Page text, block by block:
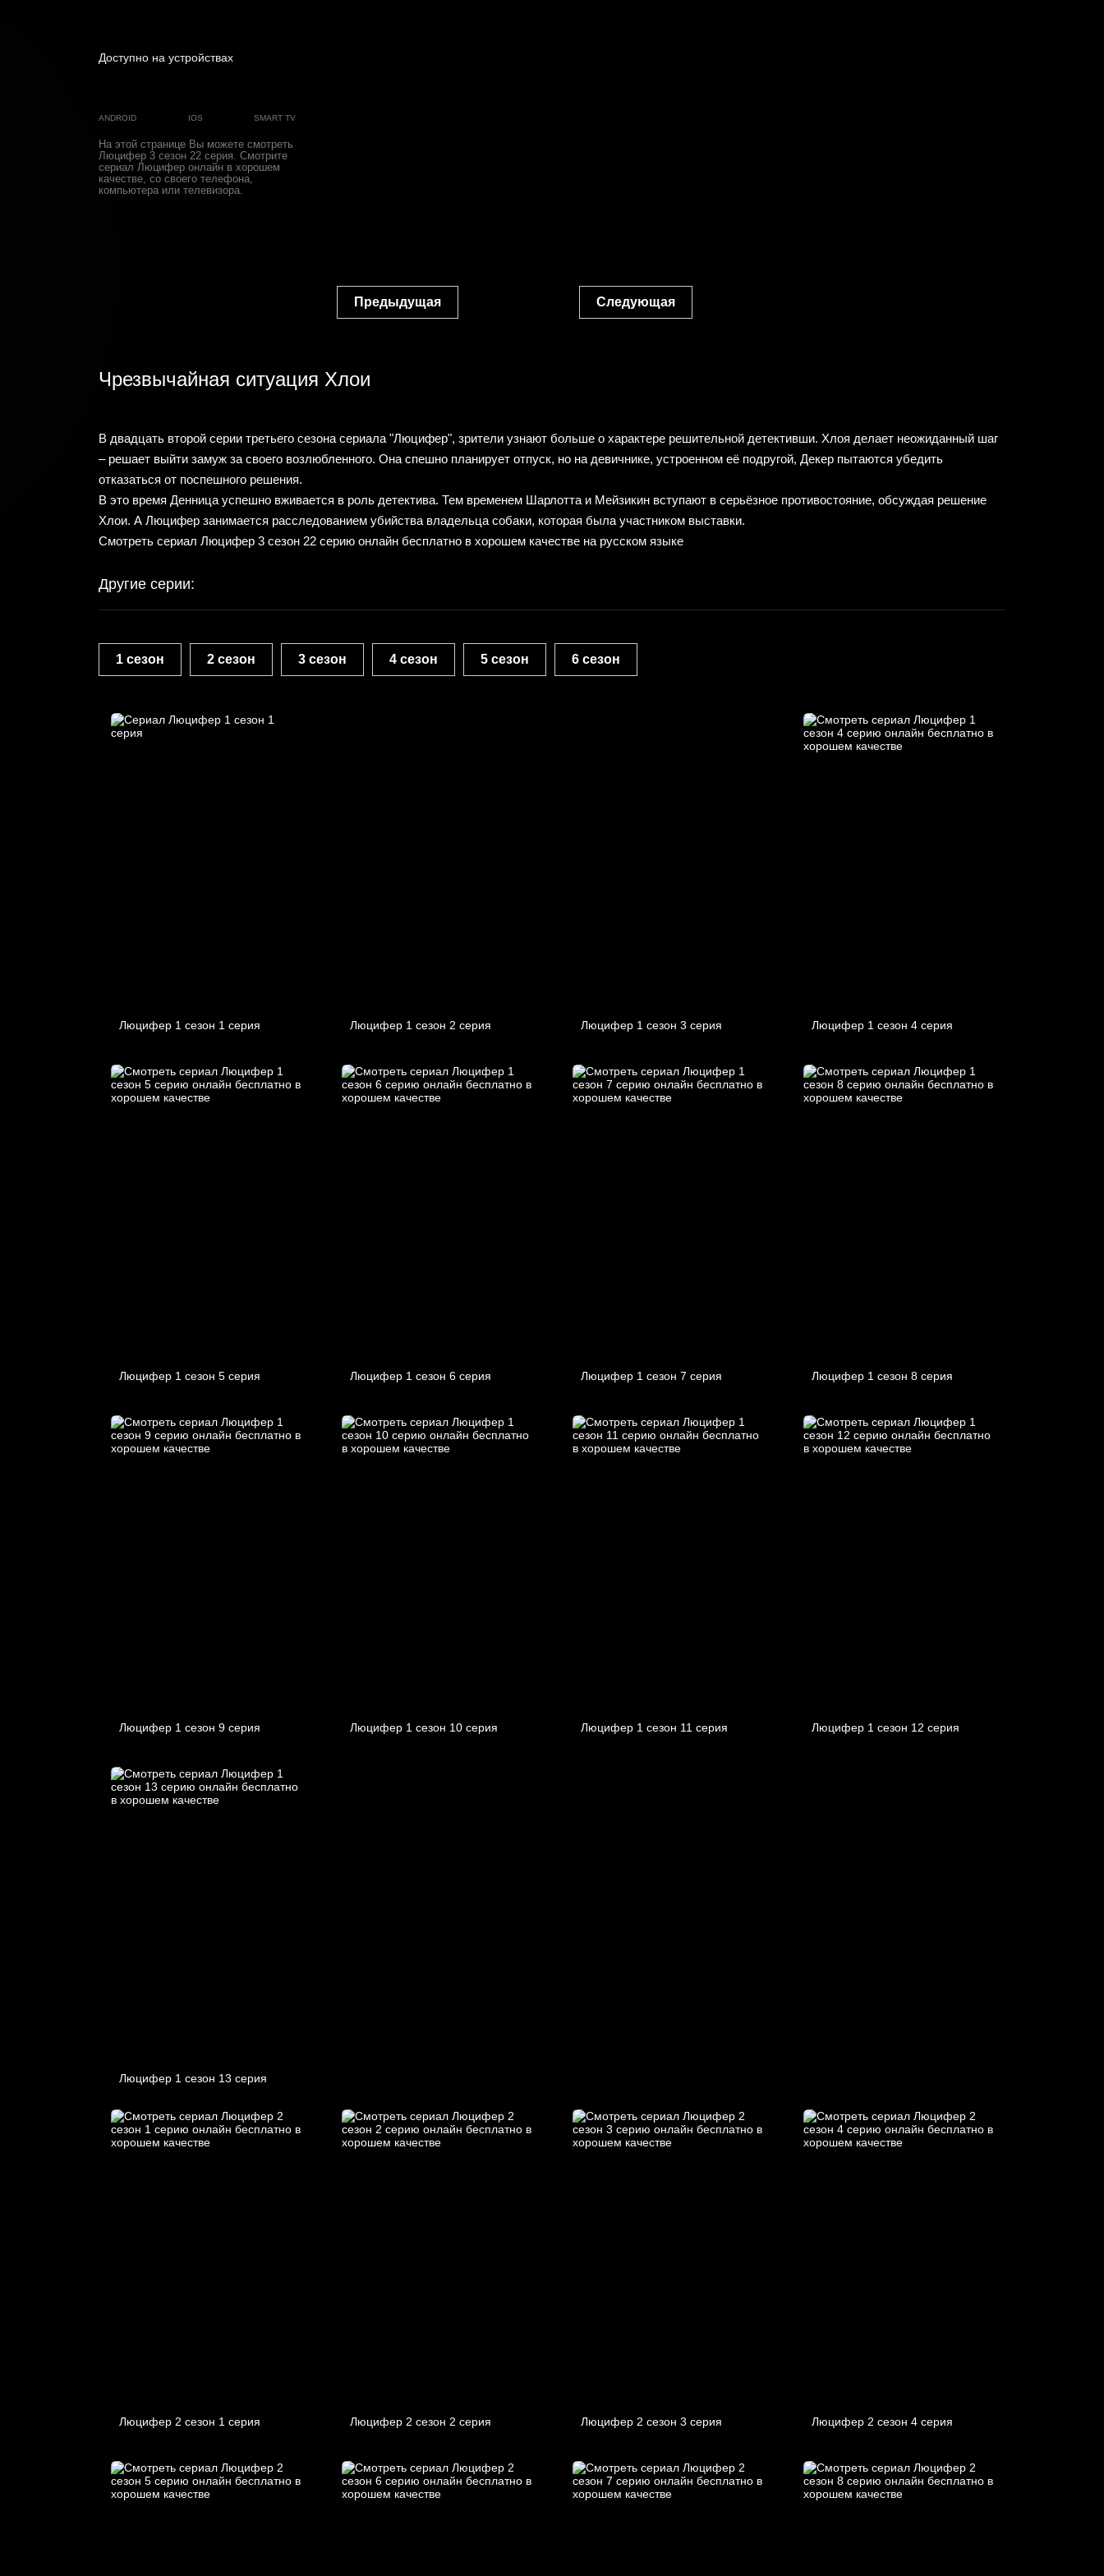
Доступно на устройствах
ANDROID IOS SMART TV
На этой странице Вы можете смотреть
Люцифер 3 cезон 22 cерия. Смотрите
сериал Люцифер онлайн в хорошем
качестве, со своего телефона,
компьютера или телевизора.
Предыдущая Следующая
Чрезвычайная ситуация Хлои
В двадцать второй серии третьего сезона сериала "Люцифер", зрители узнают больше о характере решительной детективши. Хлоя делает неожиданный шаг
– решает выйти замуж за своего возлюбленного. Она спешно планирует отпуск, но на девичнике, устроенном её подругой, Декер пытаются убедить
отказаться от поспешного решения.
В это время Денница успешно вживается в роль детектива. Тем временем Шарлотта и Мейзикин вступают в серьёзное противостояние, обсуждая решение
Хлои. А Люцифер занимается расследованием убийства владельца собаки, которая была участником выставки.
Смотреть сериал Люцифер 3 сезон 22 серию онлайн бесплатно в хорошем качестве на русском языке
Другие серии:
1 сезон 2 сезон 3 сезон 4 сезон 5 сезон 6 сезон
Люцифер 1 cезон 1 cерия Люцифер 1 cезон 2 cерия Люцифер 1 cезон 3 cерия Люцифер 1 cезон 4 cерия
Люцифер 1 cезон 5 cерия Люцифер 1 cезон 6 cерия Люцифер 1 cезон 7 cерия Люцифер 1 cезон 8 cерия
Люцифер 1 cезон 9 cерия Люцифер 1 cезон 10 cерия Люцифер 1 cезон 11 cерия Люцифер 1 cезон 12 cерия
Люцифер 1 cезон 13 cерия
Люцифер 2 cезон 1 cерия Люцифер 2 cезон 2 cерия Люцифер 2 cезон 3 cерия Люцифер 2 cезон 4 cерия